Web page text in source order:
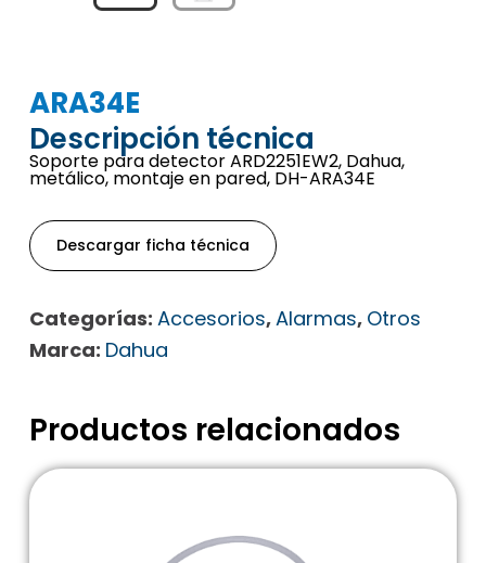
ARA34E
Descripción técnica
Soporte para detector ARD2251EW2, Dahua,
metálico, montaje en pared, DH-ARA34E
Descargar ficha técnica
Categorías: Accesorios,Alarmas, Otros
Marca: Dahua
Productos relacionados